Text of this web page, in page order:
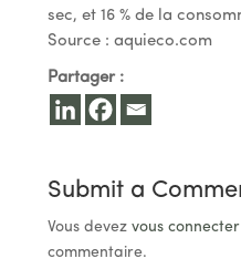
sec, et 16 % de la
Source : aquieco.com
Partager :
Submit a
Vous devez vous connecter
commentaire.